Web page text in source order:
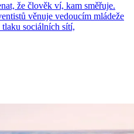
že člověk ví, kam směřuje.
věnuje vedoucím mládeže
sociálních sítí,